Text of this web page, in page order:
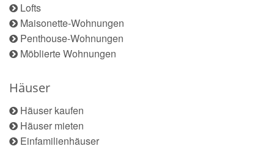
Lofts
Maisonette-Wohnungen
Penthouse-Wohnungen
Möblierte Wohnungen
Häuser
Häuser kaufen
Häuser mieten
Einfamilienhäuser